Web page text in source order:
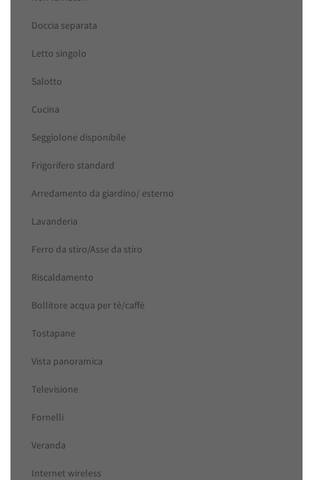
Doccia separata
Letto singolo
Salotto
Cucina
Seggiolone disponibile
Frigorifero standard
Arredamento da giardino/ esterno
Lavanderia
Ferro da stiro/Asse da stiro
Riscaldamento
Bollitore acqua per tè/caffè
Tostapane
Vista panoramica
Televisione
Fornelli
Veranda
Internet wireless